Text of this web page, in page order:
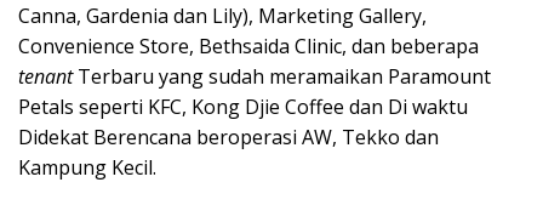
Canna, Gardenia dan Lily), Marketing Gallery,
Convenience Store, Bethsaida Clinic, dan beberapa
tenantTerbaru yang sudah meramaikan Paramount
Petals seperti KFC, Kong Djie Coffee dan Di waktu
Didekat Berencana beroperasi AW, Tekko dan
Kampung Kecil.